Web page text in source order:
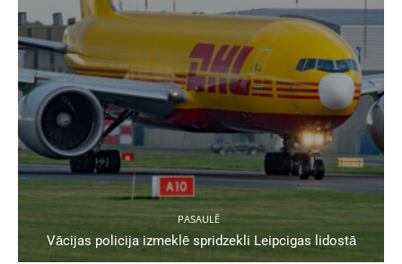
PASAULĒ
Vācijas policija izmeklē spridzekli Leipcigas lidostā